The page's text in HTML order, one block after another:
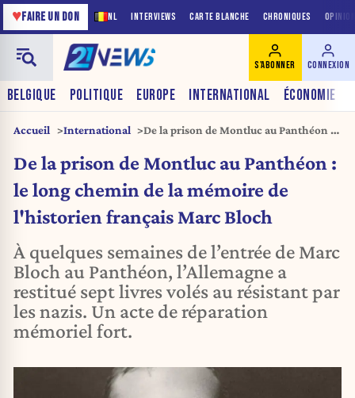
NL INTERVIEWS CARTE BLANCHE CHRONIQUES
♥FAIRE UN DON
BELGIQUE POLITIQUE EUROPE INTERNATIONAL ÉCONOMIE
S'ABONNER CONNEXION
Accueil International
De la prison de Montluc au Panthéon :
l'historien français Marc Bloch
De la prison de Montluc au Panthéon :
le long chemin de la mémoire de
l'historien français Marc Bloch
À quelques semaines de l’entrée de Marc
Bloch au Panthéon, l’Allemagne a
restitué sept livres volés au résistant par
les nazis. Un acte de réparation
mémoriel fort.